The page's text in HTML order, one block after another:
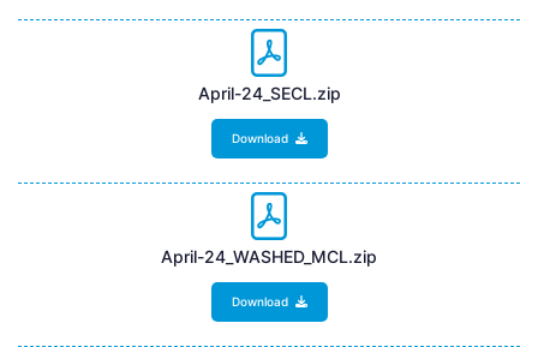
April-24_SECL.zip
Download
April-24_WASHED_MCL.zip
Download